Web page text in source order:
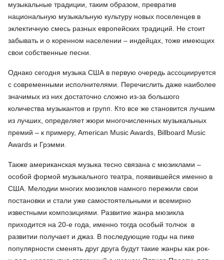
музыкальные традиции, таким образом, превратив
национальную музыкальную культуру новых поселенцев в
эклектичную смесь разных европейских традиций. Не стоит
забывать и о коренном населении – индейцах, тоже имеющих
свои собственные песни.
Однако сегодня музыка США в первую очередь ассоциируется
с современными исполнителями. Перечислить даже наиболее
значимых из них достаточно сложно из-за большого
количества музыкантов и групп. Кто все же становится лучшим
из лучших, определяет жюри многочисленных музыкальных
премий – к примеру, American Music Awards, Billboard Music
Awards и Грэмми.
Также американская музыка тесно связана с мюзиклами –
особой формой музыкального театра, появившейся именно в
США. Мелодии многих мюзиклов намного пережили свои
постановки и стали уже самостоятельными и всемирно
известными композициями. Развитие жанра мюзикла
приходится на 20-е года, именно тогда особый толчок в
развитии получает и джаз. В последующие годы на пике
популярности сменять друг друга будут такие жанры как рок-